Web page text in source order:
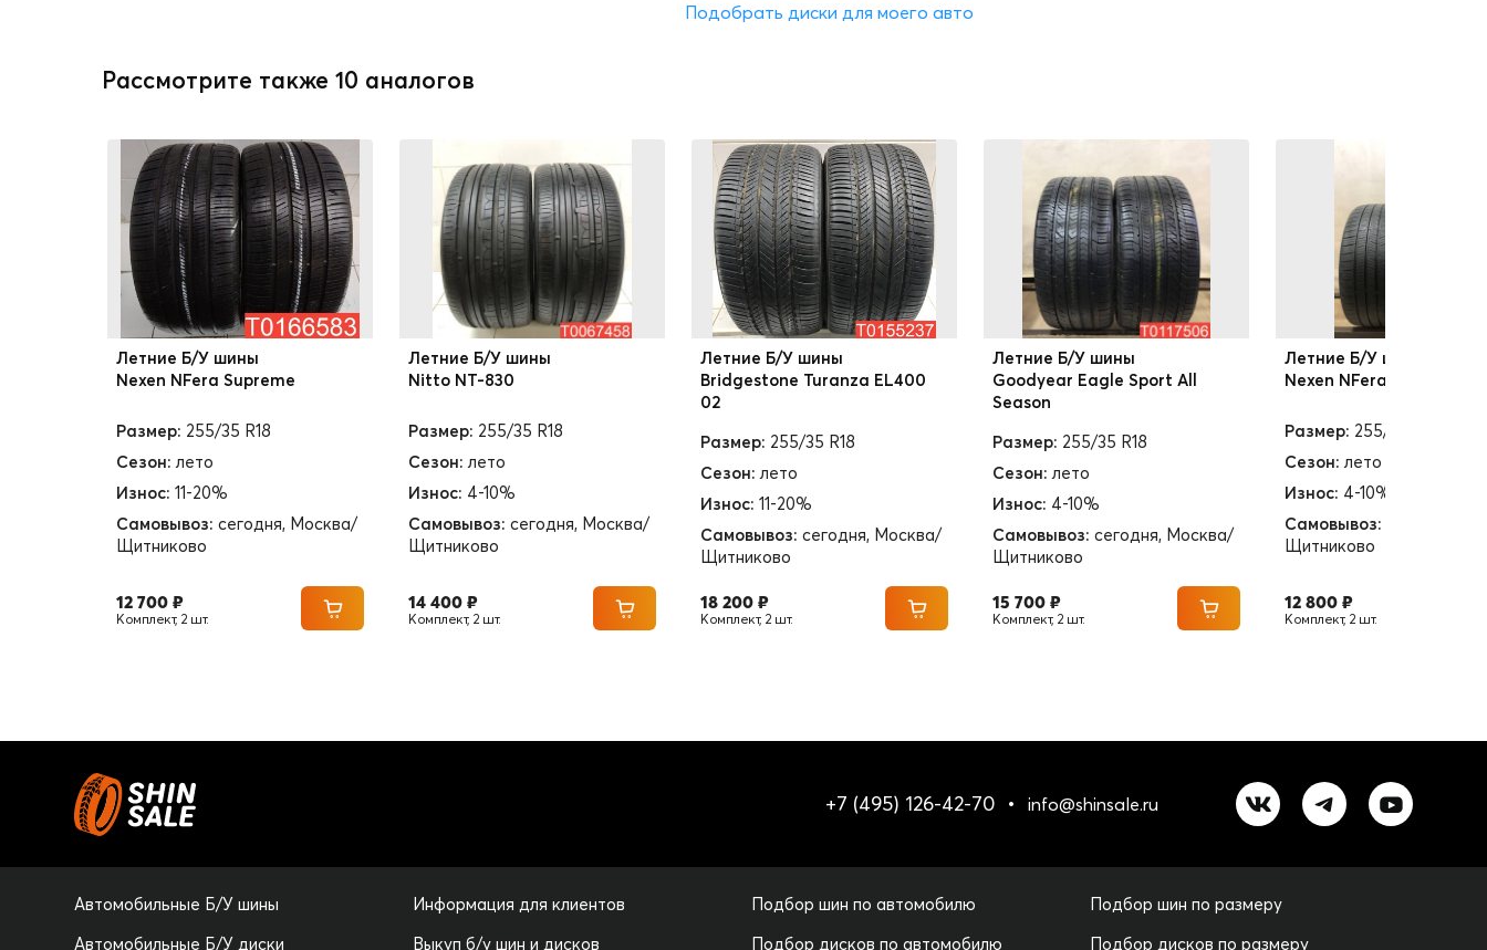
Подобрать диски для моего авто
Рассмотрите также 10 аналогов
Летние Б/У шины
Nexen NFera Supreme
Размер: 255/35 R18
Сезон: лето
Износ: 11-20%
Самовывоз: сегодня, Москва/
Щитниково
12 700 ₽
Комплект, 2 шт.
Летние Б/У шины
Nitto NT-830
Размер: 255/35 R18
Сезон: лето
Износ: 4-10%
Самовывоз: сегодня, Москва/
Щитниково
14 400 ₽
Комплект, 2 шт.
Летние Б/У шины
Bridgestone Turanza EL400
02
Размер: 255/35 R18
Сезон: лето
Износ: 11-20%
Самовывоз: сегодня, Москва/
Щитниково
18 200 ₽
Комплект, 2 шт.
Летние Б/У шины
Goodyear Eagle Sport All
Season
Размер: 255/35 R18
Сезон: лето
Износ: 4-10%
Самовывоз: сегодня, Москва/
Щитниково
15 700 ₽
Комплект, 2 шт.
Летние Б/У шины
Nexen NFera Supreme
Размер: 255/35 R18
Сезон: лето
Износ: 4-10%
Самовывоз:
Щитниково
12 800 ₽
Комплект, 2 шт.
+7 (495) 126-42-70 info@shinsale.ru
Автомобильные Б/У шины
Автомобильные Б/У диски
Информация для клиентов
Выкуп б/у шин и дисков
Подбор шин по автомобилю
Подбор дисков по автомобилю
Подбор шин по размеру
Подбор дисков по размеру